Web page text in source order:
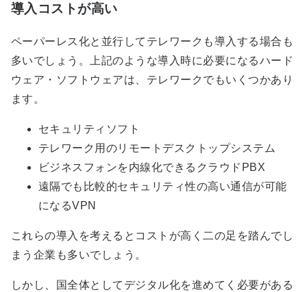
導入コストが高い
ペーパーレス化と並行してテレワークも導入する場合も
多いでしょう。上記のような導入時に必要になるハード
ウェア・ソフトウェアは、テレワークでもいくつかあり
ます。
セキュリティソフト
テレワーク用のリモートデスクトップシステム
ビジネスフォンを内線化できるクラウドPBX
遠隔でも比較的セキュリティ性の高い通信が可能
になるVPN
これらの導入を考えるとコストが高く二の足を踏んでし
まう企業も多いでしょう。
しかし、国全体としてデジタル化を進めてく必要がある